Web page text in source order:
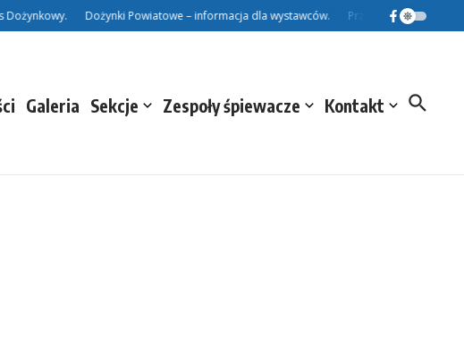
Dożynki Powiatowe – informacja dla wystawców. Przed Nami Dożynki
Galeria Sekcje Zespoły śpiewacze Kontakt